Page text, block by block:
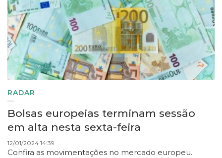
RADAR
Bolsas europeias terminam sessão
em alta nesta sexta-feira
12/01/2024 14:39
Confira as movimentações no mercado europeu.